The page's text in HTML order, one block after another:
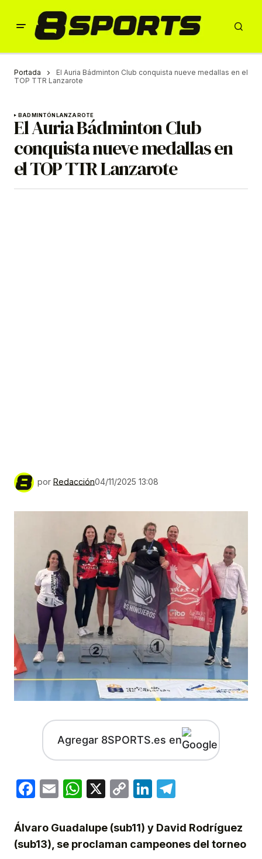
Portada
El Auria Bádminton Club conquista nueve medallas en el
TOP TTR Lanzarote
BADMINTÓNLANZAROTE
El Auria Bádminton Club
conquista nueve medallas en
el TOP TTR Lanzarote
por Redacción04/11/2025 13:08
Agregar 8SPORTS.es en
Facebook
EmailWhatsApp
X
CopyLinkedIn
Álvaro Guadalupe (sub11) y David Rodríguez
(sub13), se proclaman campeones del torneo